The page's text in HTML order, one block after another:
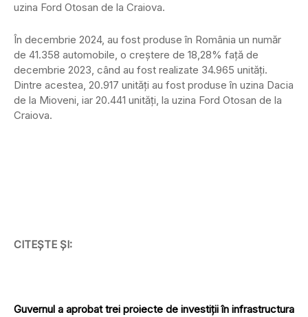
uzina Ford Otosan de la Craiova.
În decembrie 2024, au fost produse în România un număr
de 41.358 automobile, o creștere de 18,28% față de
decembrie 2023, când au fost realizate 34.965 unități.
Dintre acestea, 20.917 unități au fost produse în uzina Dacia
de la Mioveni, iar 20.441 unități, la uzina Ford Otosan de la
Craiova.
CITEȘTE ȘI:
Guvernul a aprobat trei proiecte de investiții în infrastructura